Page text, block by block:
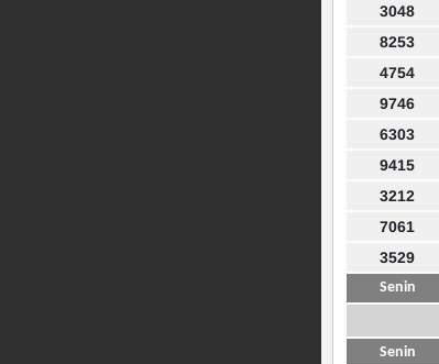
3048
8253
4754
9746
6303
9415
3212
7061
3529
Senin
Senin